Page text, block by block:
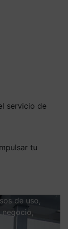
servicio de
tu
de uso,